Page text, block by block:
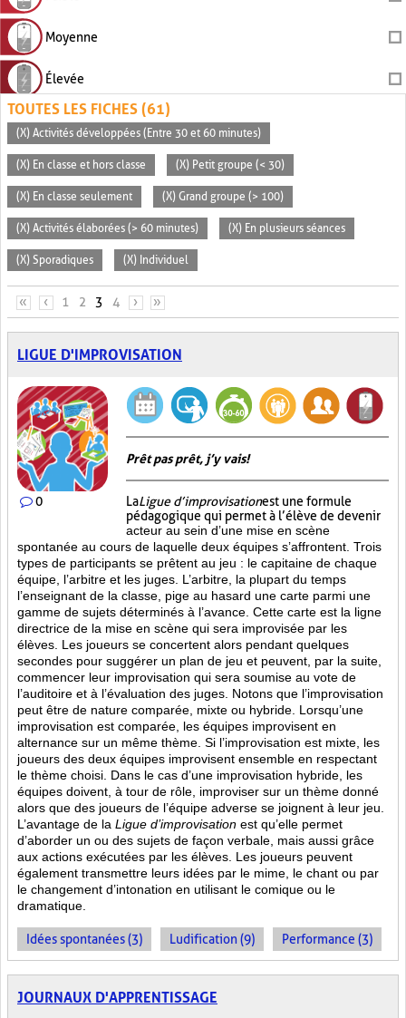
Moyenne
Élevée
TOUTES LES FICHES (61)
(X) Activités développées (Entre 30 et 60 minutes)
(X) En classe et hors classe (X) Petit groupe (< 30)
(X) En classe seulement (X) Grand groupe (> 100)
(X) Activités élaborées (> 60 minutes) (X) En plusieurs séances
(X) Sporadiques (X) Individuel
PAGES
« ‹ 1 2 3 4 › »
LIGUE D'IMPROVISATION
0
Prêt pas prêt, j’y vais!
LaLigue d’improvisationest une formule
pédagogique qui permet à l’élève de devenir
acteur au sein d’une mise en scène
spontanée au cours de laquelle deux équipes s’affrontent. Trois
types de participants se prêtent au jeu : le capitaine de chaque
équipe, l’arbitre et les juges. L’arbitre, la plupart du temps
l’enseignant de la classe, pige au hasard une carte parmi une
gamme de sujets déterminés à l’avance. Cette carte est la ligne
directrice de la mise en scène qui sera improvisée par les
élèves. Les joueurs se concertent alors pendant quelques
secondes pour suggérer un plan de jeu et peuvent, par la suite,
commencer leur improvisation qui sera soumise au vote de
l’auditoire et à l’évaluation des juges. Notons que l’improvisation
peut être de nature comparée, mixte ou hybride. Lorsqu’une
improvisation est comparée, les équipes improvisent en
alternance sur un même thème. Si l’improvisation est mixte, les
joueurs des deux équipes improvisent ensemble en respectant
le thème choisi. Dans le cas d’une improvisation hybride, les
équipes doivent, à tour de rôle, improviser sur un thème donné
alors que des joueurs de l’équipe adverse se joignent à leur jeu.
L’avantage de la Ligue d’improvisation est qu’elle permet
d’aborder un ou des sujets de façon verbale, mais aussi grâce
aux actions exécutées par les élèves. Les joueurs peuvent
également transmettre leurs idées par le mime, le chant ou par
le changement d’intonation en utilisant le comique ou le
dramatique.
Idées spontanées (3) Ludification (9) Performance (3)
JOURNAUX D'APPRENTISSAGE